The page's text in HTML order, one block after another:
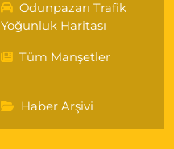
Odunpazarı Trafik
Yoğunluk Haritası
Tüm Manşetler
Haber Arşivi